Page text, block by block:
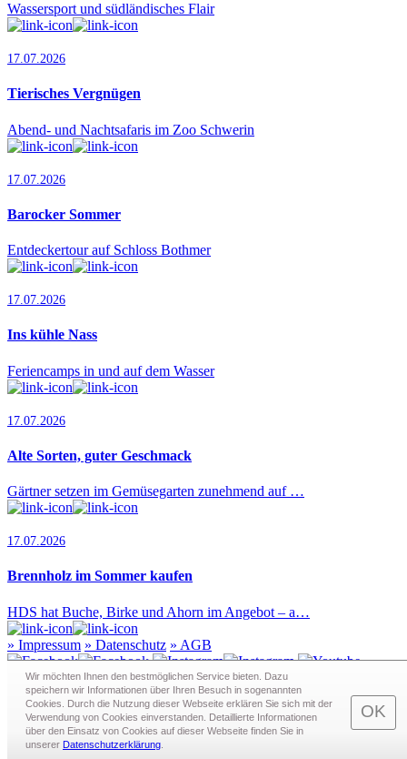
Wassersport und südländisches Flair
17.07.2026
Tierisches Vergnügen
Abend- und Nachtsafaris im Zoo Schwerin
17.07.2026
Barocker Sommer
Entdeckertour auf Schloss Bothmer
17.07.2026
Ins kühle Nass
Feriencamps in und auf dem Wasser
17.07.2026
Alte Sorten, guter Geschmack
Gärtner setzen im Gemüsegarten zunehmend auf …
17.07.2026
Brennholz im Sommer kaufen
HDS hat Buche, Birke und Ahorn im Angebot – a…
» Impressum » Datenschutz » AGB
Redaktion · Graf-Schack-Alle 8 · 19053 Schwerin
Telefon:0385 - 63 83 281· Fax: 0385 - 63 83 279 · Mail:
redaktion@schwerin.live
Wir möchten Ihnen den bestmöglichen Service bieten. Dazu
speichern wir Informationen über Ihren Besuch in sogenann­ten
Cookies. Durch die Nutzung dieser Webseite erklären Sie sich mit der
Verwendung von Cookies einverstanden. Detaillierte Informationen
über den Einsatz von Cookies auf dieser Webseite finden Sie in
unserer Datenschutzerklärung
OK